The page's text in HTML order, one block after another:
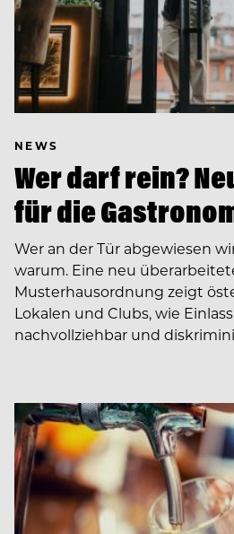
NEWS
Wer darf rein?
für die
Wer an der Tür abgewiesen
warum. Eine neu
Musterhausordnung zeigt
Lokalen und Clubs, wie
nachvollziehbar und